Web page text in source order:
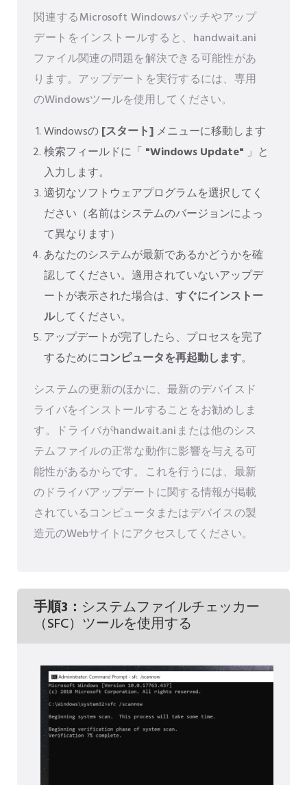
関連するMicrosoft Windowsパッチやアップ
デートをインストールすると、handwait.ani
ファイル関連の問題を解決できる可能性があ
ります。アップデートを実行するには、専用
のWindowsツールを使用してください。
Windowsの[スタート] メニューに移動します
検索フィールドに「 "Windows Update" 」と
入力します。
適切なソフトウェアプログラムを選択してく
ださい（名前はシステムのバージョンによっ
て異なります）
あなたのシステムが最新であるかどうかを確
認してください。適用されていないアップデ
ートが表示された場合は、 すぐにインストー
ルしてください。
アップデートが完了したら、プロセスを完了
するためにコンピュータを再起動します。
システムの更新のほかに、最新のデバイスド
ライバをインストールすることをお勧めしま
す。ドライバがhandwait.aniまたは他のシス
テムファイルの正常な動作に影響を与える可
能性があるからです。これを行うには、最新
のドライバアップデートに関する情報が掲載
されているコンピュータまたはデバイスの製
造元のWebサイトにアクセスしてください。
手順3： システムファイルチェッカー
（SFC）ツールを使用する